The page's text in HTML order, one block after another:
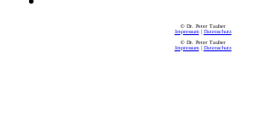
© Dr. Peter Tauber
Impressum| Datenschutz
© Dr. Peter Tauber
Impressum| Datenschutz